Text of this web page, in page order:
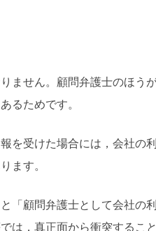
せん。顧問弁護士のほう
るためです。
受けた場合には，会社の
ます。
顧問弁護士として会社の
は，真正面から衝突するこ